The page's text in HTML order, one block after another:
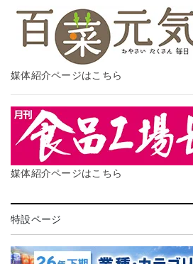
媒体紹介ページはこちら
媒体紹介ページはこちら
特設ページ